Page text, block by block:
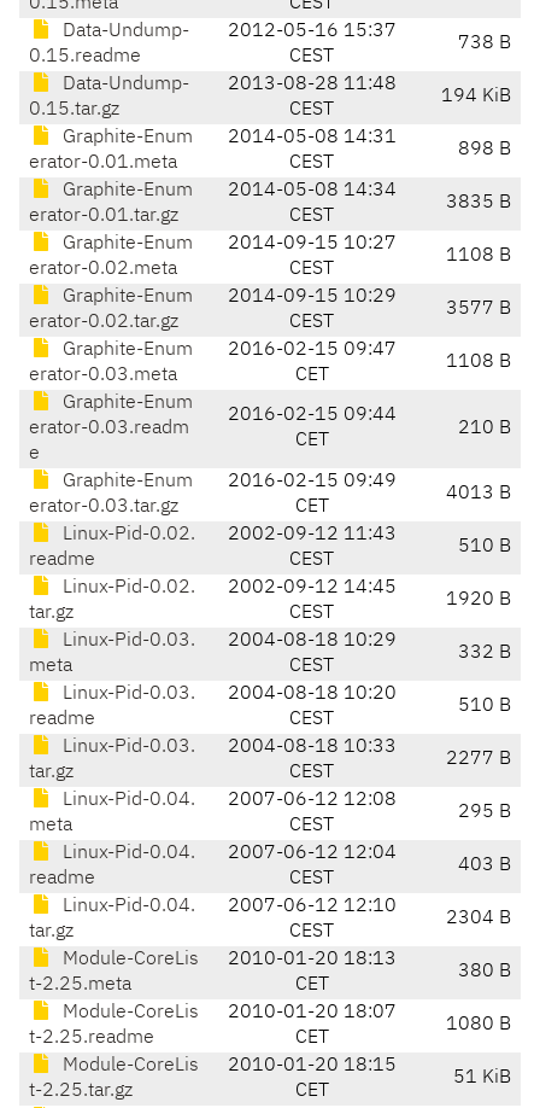
Data-Undump-
0.15.readme
2012-05-16 15:37
CEST
738 B
Data-Undump-
0.15.tar.gz
2013-08-28 11:48
CEST
194 KiB
Graphite-Enum
erator-0.01.meta
2014-05-08 14:31
CEST
898 B
Graphite-Enum
erator-0.01.tar.gz
2014-05-08 14:34
CEST
3835 B
Graphite-Enum
erator-0.02.meta
2014-09-15 10:27
CEST
1108 B
Graphite-Enum
erator-0.02.tar.gz
2014-09-15 10:29
CEST
3577 B
Graphite-Enum
erator-0.03.meta
2016-02-15 09:47
CET
1108 B
Graphite-Enum
erator-0.03.readm
e
2016-02-15 09:44
CET
210 B
Graphite-Enum
erator-0.03.tar.gz
2016-02-15 09:49
CET
4013 B
Linux-Pid-0.02.
readme
2002-09-12 11:43
CEST
510 B
Linux-Pid-0.02.
tar.gz
2002-09-12 14:45
CEST
1920 B
Linux-Pid-0.03.
meta
2004-08-18 10:29
CEST
332 B
Linux-Pid-0.03.
readme
2004-08-18 10:20
CEST
510 B
Linux-Pid-0.03.
tar.gz
2004-08-18 10:33
CEST
2277 B
Linux-Pid-0.04.
meta
2007-06-12 12:08
CEST
295 B
Linux-Pid-0.04.
readme
2007-06-12 12:04
CEST
403 B
Linux-Pid-0.04.
tar.gz
2007-06-12 12:10
CEST
2304 B
Module-CoreLis
t-2.25.meta
2010-01-20 18:13
CET
380 B
Module-CoreLis
t-2.25.readme
2010-01-20 18:07
CET
1080 B
Module-CoreLis
t-2.25.tar.gz
2010-01-20 18:15
CET
51 KiB